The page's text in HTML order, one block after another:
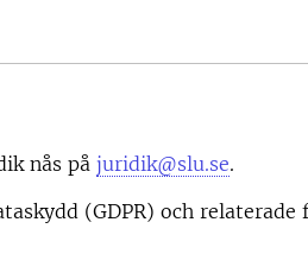
nås på juridik@slu.se.
(GDPR) och relaterade